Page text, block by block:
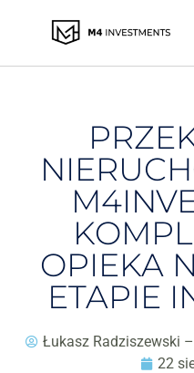
OPIEKA
ETAPIE
Łukasz Radziszewski
22